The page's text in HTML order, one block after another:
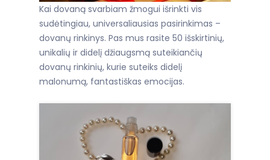
Kai dovaną svarbiam žmogui išrinkti vis
sudėtingiau, universaliausias pasirinkimas –
dovanų rinkinys. Pas mus rasite 50 išskirtinių,
unikalių ir didelį džiaugsmą suteikiančių
dovanų rinkinių, kurie suteiks didelį
malonumą, fantastiškas emocijas.